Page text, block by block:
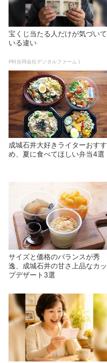
宝くじ当たる人だけが気づいて
いる違い
PR(合同会社デジタルファーム )
成城石井大好きライターおすす
め、夏に食べてほしい弁当4選
サイズと価格のバランスが秀
逸、成城石井の甘さ上品なカッ
プデザート3選